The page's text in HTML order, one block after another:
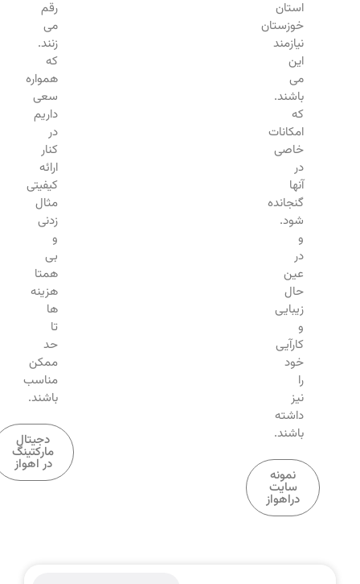
استان
خوزستان
نیازمند
این
می
باشند.
که
امکانات
خاصی
آنها
گنجانده
شود.
عین
حال
زیبایی
کارآیی
خود
نیز
داشته
باشند.
نمونه
سایت
دراهواز
رقم
می
زنند.
که
همواره
سعی
داریم
کنار
ارائه
کیفیتی
مثال
زدنی
بی
همتا
هزینه
ها
حد
ممکن
مناسب
باشند.
دجیتال
مارکتینگ
در اهواز